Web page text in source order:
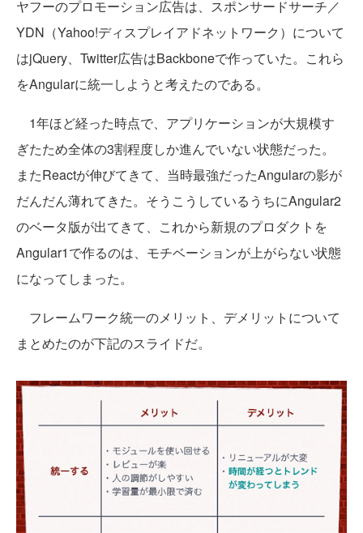
ヤフーのプロモーション広告は、スポンサードサーチ／
YDN（Yahoo!ディスプレイアドネットワーク）について
はjQuery、Twitter広告はBackboneで作っていた。これら
をAngularに統一しようと考えたのである。
1年ほど経った時点で、アプリケーションが大規模す
ぎたため全体の3割程度しか進んでいない状態だった。
またReactが伸びてきて、当時最強だったAngularの影が
だんだん薄れてきた。そうこうしているうちにAngular2
のベータ版が出てきて、これから新規のプロダクトを
Angular1で作るのは、モチベーションが上がらない状態
になってしまった。
フレームワーク統一のメリット、デメリットについて
まとめたのが下記のスライドだ。